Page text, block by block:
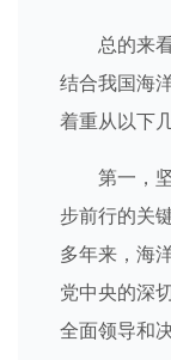
总的来看
结合我国海
着重从以下
第一，坚
步前行的关
多年来，海
党中央的深
全面领导和